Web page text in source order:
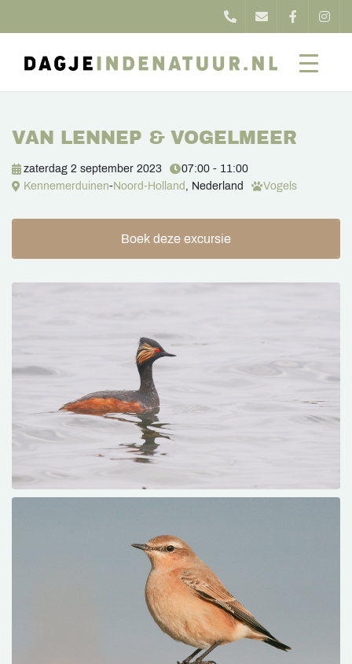
VAN LENNEP & VOGELMEER
zaterdag 2 september 2023
07:00 - 11:00
Kennemerduinen-Noord-Holland , Nederland Vogels
Boek deze excursie